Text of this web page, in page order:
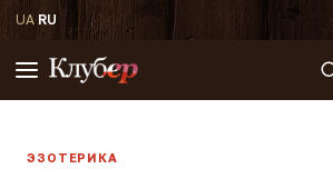
UA·RU
ЭЗОТЕРИКА